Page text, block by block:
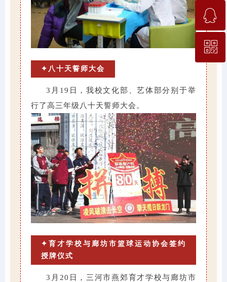
✦八十天誓师大会
3月19日，我校文化部、艺体部分别于举
行了高三年级八十天誓师大会。
✦育才学校与廊坊市篮球运动协会签约
授牌仪式
3月20日，三河市燕郊育才学校与廊坊市
ꁗ
QQ客服
ꀥ
微信二维码